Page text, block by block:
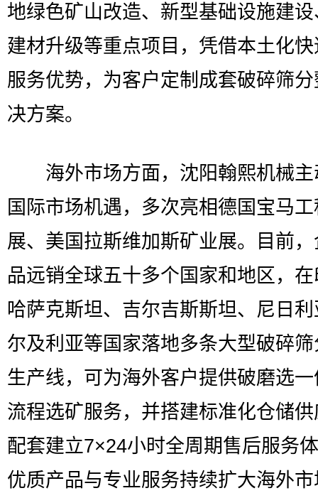
地绿色矿山改造、新型基础设施建
建材升级等重点项目，凭借本土化
服务优势，为客户定制成套破碎筛
决方案。
海外市场方面，沈阳翰熙机械主
国际市场机遇，多次亮相德国宝马
展、美国拉斯维加斯矿业展。目前
品远销全球五十多个国家和地区，
哈萨克斯坦、吉尔吉斯斯坦、尼日
尔及利亚等国家落地多条大型破碎
生产线，可为海外客户提供破磨选
流程选矿服务，并搭建标准化仓储
配套建立7×24小时全周期售后服务
优质产品与专业服务持续扩大海外